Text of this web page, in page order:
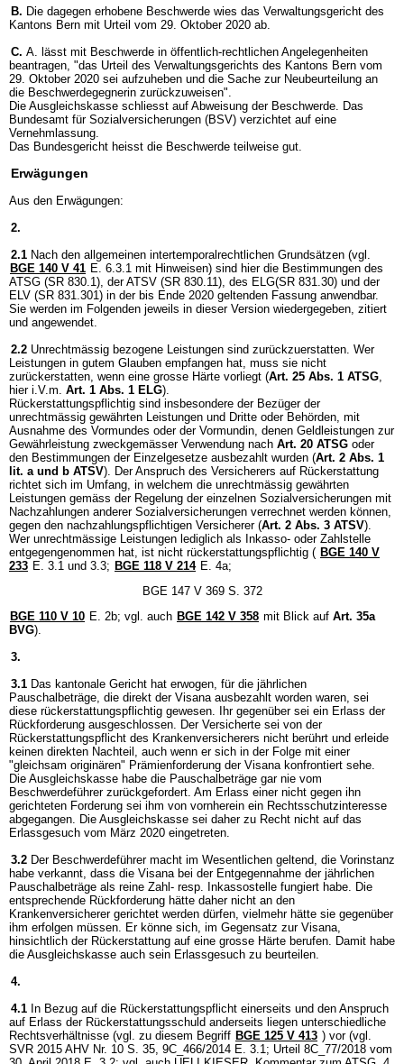
B. Die dagegen erhobene Beschwerde wies das Verwaltungsgericht des
Kantons Bern mit Urteil vom 29. Oktober 2020 ab.
C. A. lässt mit Beschwerde in öffentlich-rechtlichen Angelegenheiten
beantragen, "das Urteil des Verwaltungsgerichts des Kantons Bern vom
29. Oktober 2020 sei aufzuheben und die Sache zur Neubeurteilung an
die Beschwerdegegnerin zurückzuweisen".
Die Ausgleichskasse schliesst auf Abweisung der Beschwerde. Das
Bundesamt für Sozialversicherungen (BSV) verzichtet auf eine
Vernehmlassung.
Das Bundesgericht heisst die Beschwerde teilweise gut.
Erwägungen
Aus den Erwägungen:
2.
2.1 Nach den allgemeinen intertemporalrechtlichen Grundsätzen (vgl.
BGE 140 V 41 E. 6.3.1 mit Hinweisen) sind hier die Bestimmungen des
ATSG (SR 830.1), der ATSV (SR 830.11), des ELG(SR 831.30) und der
ELV (SR 831.301) in der bis Ende 2020 geltenden Fassung anwendbar.
Sie werden im Folgenden jeweils in dieser Version wiedergegeben, zitiert
und angewendet.
2.2 Unrechtmässig bezogene Leistungen sind zurückzuerstatten. Wer
Leistungen in gutem Glauben empfangen hat, muss sie nicht
zurückerstatten, wenn eine grosse Härte vorliegt (Art. 25 Abs. 1 ATSG,
hier i.V.m. Art. 1 Abs. 1 ELG).
Rückerstattungspflichtig sind insbesondere der Bezüger der
unrechtmässig gewährten Leistungen und Dritte oder Behörden, mit
Ausnahme des Vormundes oder der Vormundin, denen Geldleistungen zur
Gewährleistung zweckgemässer Verwendung nach Art. 20 ATSG oder
den Bestimmungen der Einzelgesetze ausbezahlt wurden (Art. 2 Abs. 1
lit. a und b ATSV). Der Anspruch des Versicherers auf Rückerstattung
richtet sich im Umfang, in welchem die unrechtmässig gewährten
Leistungen gemäss der Regelung der einzelnen Sozialversicherungen mit
Nachzahlungen anderer Sozialversicherungen verrechnet werden können,
gegen den nachzahlungspflichtigen Versicherer (Art. 2 Abs. 3 ATSV).
Wer unrechtmässige Leistungen lediglich als Inkasso- oder Zahlstelle
entgegengenommen hat, ist nicht rückerstattungspflichtig ( BGE 140 V
233 E. 3.1 und 3.3; BGE 118 V 214 E. 4a;
BGE 147 V 369 S. 372
BGE 110 V 10 E. 2b; vgl. auch BGE 142 V 358 mit Blick auf Art. 35a
BVG).
3.
3.1 Das kantonale Gericht hat erwogen, für die jährlichen
Pauschalbeträge, die direkt der Visana ausbezahlt worden waren, sei
diese rückerstattungspflichtig gewesen. Ihr gegenüber sei ein Erlass der
Rückforderung ausgeschlossen. Der Versicherte sei von der
Rückerstattungspflicht des Krankenversicherers nicht berührt und erleide
keinen direkten Nachteil, auch wenn er sich in der Folge mit einer
"gleichsam originären" Prämienforderung der Visana konfrontiert sehe.
Die Ausgleichskasse habe die Pauschalbeträge gar nie vom
Beschwerdeführer zurückgefordert. Am Erlass einer nicht gegen ihn
gerichteten Forderung sei ihm von vornherein ein Rechtsschutzinteresse
abgegangen. Die Ausgleichskasse sei daher zu Recht nicht auf das
Erlassgesuch vom März 2020 eingetreten.
3.2 Der Beschwerdeführer macht im Wesentlichen geltend, die Vorinstanz
habe verkannt, dass die Visana bei der Entgegennahme der jährlichen
Pauschalbeträge als reine Zahl- resp. Inkassostelle fungiert habe. Die
entsprechende Rückforderung hätte daher nicht an den
Krankenversicherer gerichtet werden dürfen, vielmehr hätte sie gegenüber
ihm erfolgen müssen. Er könne sich, im Gegensatz zur Visana,
hinsichtlich der Rückerstattung auf eine grosse Härte berufen. Damit habe
die Ausgleichskasse auch sein Erlassgesuch zu beurteilen.
4.
4.1 In Bezug auf die Rückerstattungspflicht einerseits und den Anspruch
auf Erlass der Rückerstattungsschuld anderseits liegen unterschiedliche
Rechtsverhältnisse (vgl. zu diesem Begriff BGE 125 V 413 ) vor (vgl.
SVR 2015 AHV Nr. 10 S. 35, 9C_466/2014 E. 3.1; Urteil 8C_77/2018 vom